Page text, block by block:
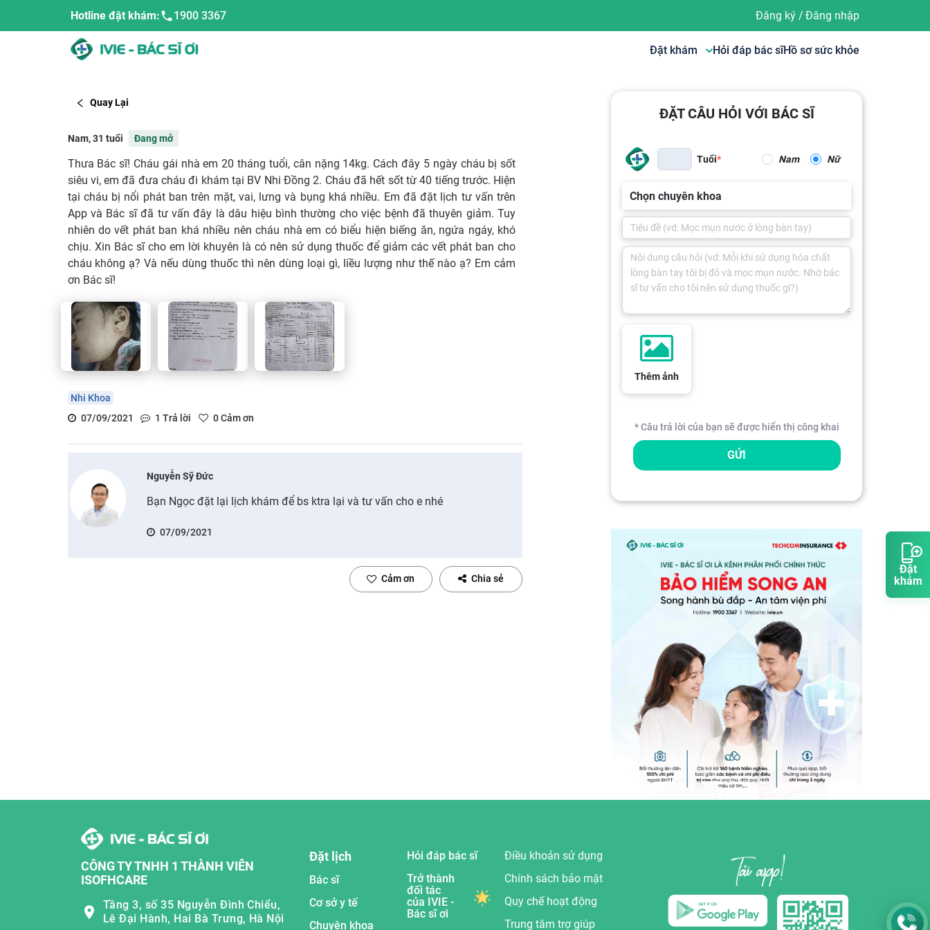
Đặt
khám
Hotline đặt khám: 1900 3367 Đăng ký/ Đăng nhập
Đặt khám Hỏi đáp bác sĩHồ sơ sức khỏe
Quay Lại
Nam, 31 tuổi Đang mở
Thưa Bác sĩ! Cháu gái nhà em 20 tháng tuổi, cân nặng 14kg. Cách đây 5 ngày cháu bị sốt
siêu vi, em đã đưa cháu đi khám tại BV Nhi Đồng 2. Cháu đã hết sốt từ 40 tiếng trước. Hiện
tại cháu bị nổi phát ban trên mặt, vai, lưng và bụng khá nhiều. Em đã đặt lịch tư vấn trên
App và Bác sĩ đã tư vấn đây là dâu hiệu bình thường cho việc bệnh đã thuyên giảm. Tuy
nhiên do vết phát ban khá nhiều nên cháu nhà em có biểu hiện biếng ăn, ngứa ngáy, khó
chịu. Xin Bác sĩ cho em lời khuyên là có nên sử dụng thuốc để giảm các vết phát ban cho
cháu không ạ? Và nếu dùng thuốc thì nên dùng loại gì, liều lượng như thế nào ạ? Em cảm
ơn Bác sĩ!
Nhi Khoa
07/09/2021
1 Trả lời 0Cảm ơn
Nguyễn Sỹ Đức
Bạn Ngọc đặt lại lịch khám để bs ktra lại và tư vấn cho e nhé
07/09/2021
Cảm ơn Chia sẻ
ĐẶT CÂU HỎI VỚI BÁC SĨ
Tuổi Nam Nữ
Chọn chuyên khoa
Thêm ảnh
* Câu trả lời của bạn sẽ được hiển thị công khai
GỬI
CÔNG TY TNHH 1 THÀNH VIÊN
ISOFHCARE
Tầng 3, số 35 Nguyễn Đình Chiểu,
Lê Đại Hành, Hai Bà Trưng, Hà Nội
Đặt lịch
Bác sĩ
Cơ sở y tế
Chuyên khoa
Hỏi đáp bác sĩ
Trở thành
đối tác
của IVIE -
Bác sĩ ơi
Điều khoản sử dụng
Chính sách bảo mật
Quy chế hoạt động
Trung tâm trợ giúp